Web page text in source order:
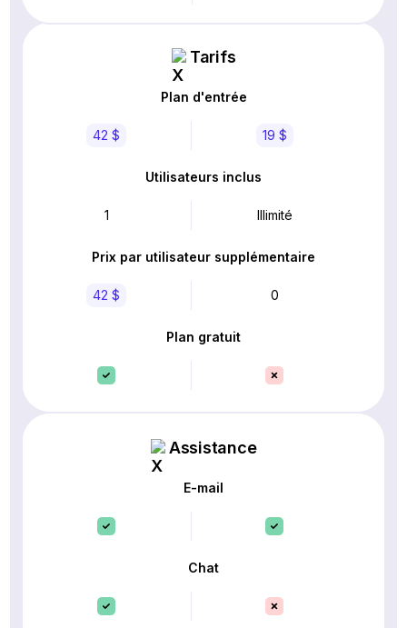
Tarifs
Plan d'entrée
42 $ 19 $
Utilisateurs inclus
1 Illimité
Prix par utilisateur supplémentaire
42 $ 0
Plan gratuit
Assistance
E-mail
Chat